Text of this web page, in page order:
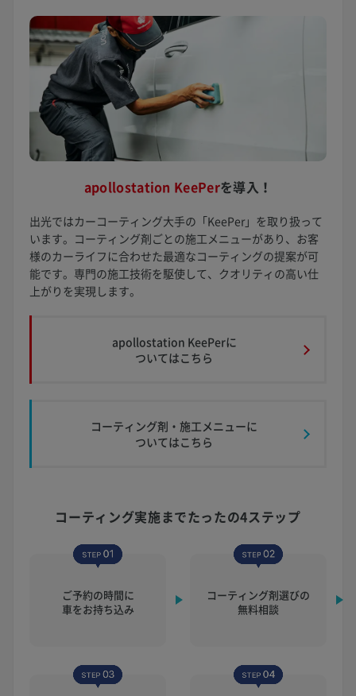
apollostation KeePerを導入！
出光ではカーコーティング大手の「KeePer」を取り扱って
います。コーティング剤ごとの施工メニューがあり、お客
様のカーライフに合わせた最適なコーティングの提案が可
能です。専門の施工技術を駆使して、クオリティの高い仕
上がりを実現します。
apollostation KeePerに
ついてはこちら
コーティング剤・施工メニューに
ついてはこちら
コーティング実施までたったの4ステップ
ご予約の時間に
車をお持ち込み
コーティング剤選びの
無料相談